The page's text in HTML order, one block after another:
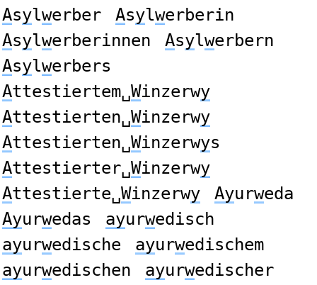
Asylwerber Asylwerberin
Asylwerberinnen Asylwerbern
Asylwerbers
Attestiertem␣Winzerwy
Attestierten␣Winzerwy
Attestierten␣Winzerwys
Attestierter␣Winzerwy
Attestierte␣Winzerwy Ayurweda
Ayurwedas ayurwedisch
ayurwedische ayurwedischem
ayurwedischen ayurwedischer